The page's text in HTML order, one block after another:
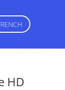
HD